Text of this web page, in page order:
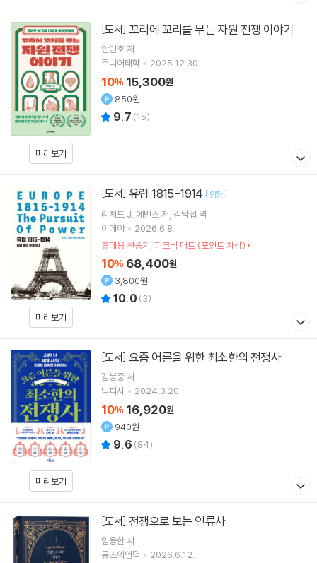
미리보기
[도서] 꼬리에 꼬리를 무는 자원 전쟁 이야기
안민호저
주니어태학
2025.12.30.
10% 15,300원
850원
9.7 (15)
미리보기
[도서] 유럽 1815-1914 [ 양장]
리처드 J. 에번스 저 김남섭 역
이데아
2026.6.8.
휴대용 선풍기, 피크닉 매트 (포인트 차감)
10% 68,400원
3,800원
10.0 (3)
미리보기
[도서] 요즘 어른을 위한 최소한의 전쟁사
김봉중저
빅피시
2024.3.20.
10% 16,920원
940원
9.6 (84)
[도서] 전쟁으로 보는 인류사
임용한저
뮤즈의언덕
2026.6.12.